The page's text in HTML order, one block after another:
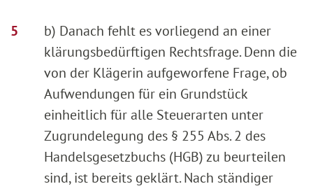
b) Danach fehlt es vorliegend an einer
klärungsbedürftigen Rechtsfrage. Denn die
von der Klägerin aufgeworfene Frage, ob
Aufwendungen für ein Grundstück
einheitlich für alle Steuerarten unter
Zugrundelegung des § 255 Abs. 2 des
Handelsgesetzbuchs (HGB) zu beurteilen
sind, ist bereits geklärt. Nach ständiger